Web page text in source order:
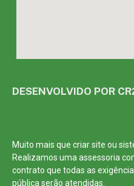
DESENVOLVIDO POR
Muito mais que criar site ou
Realizamos uma assessoria
contrato que todas as
pública serão atendidas.